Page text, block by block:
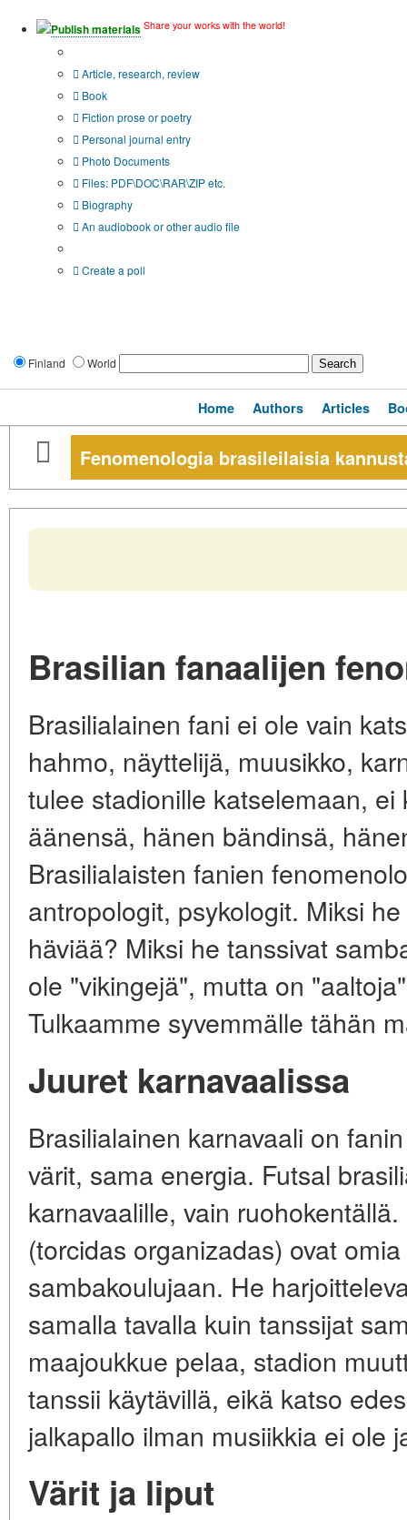
Publish materials Share your works with the world!
Article, research, review
Book
Fiction prose or poetry
Personal journal entry
Photo Documents
Files: PDF\DOC\RAR\ZIP etc.
Biography
An audiobook or other audio file
Create a poll
Finland World
Home Authors Articles
Fenomenologia brasileilaisia
Brasilian fanaalijen
Brasilialainen fani ei ole vain
hahmo, näyttelijä, muusikko,
tulee stadionille katselemaan,
äänensä, hänen bändinsä,
Brasilialaisten fanien
antropologit, psykologit. Miksi
häviää? Miksi he tanssivat
ole "vikingejä", mutta on
Tulkaamme syvemmälle tähän
Juuret karnavaalissa
Brasilialainen karnavaali on
värit, sama energia. Futsal
karnavaalille, vain
(torcidas organizadas) ovat
sambakoulujaan. He
samalla tavalla kuin tanssijat
maajoukkue pelaa, stadion
tanssii käytävillä, eikä katso
jalkapallo ilman musiikkia ei ole
Värit ja liput